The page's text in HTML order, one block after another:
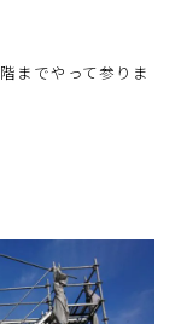
までやって参りま